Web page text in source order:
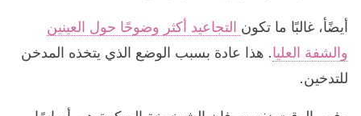
أيضًأ، غالبًا ما تكون التجاعيد أكثر وضوحًا حول العينين
والشفة العليا. هذا عادة بسبب الوضع الذي يتخذه المدخن
للتدخين.